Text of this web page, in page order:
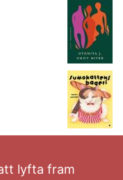
lyfta fram